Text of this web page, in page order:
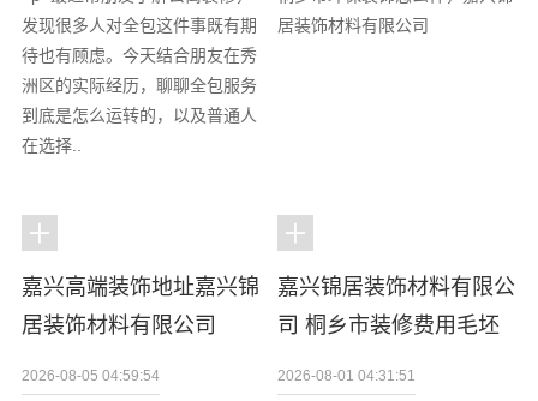
发现很多人对全包这件事既有期
待也有顾虑。今天结合朋友在秀
洲区的实际经历，聊聊全包服务
到底是怎么运转的，以及普通人
在选择..
居装饰材料有限公司
嘉兴高端装饰地址嘉兴锦
居装饰材料有限公司
2026-08-05 04:59:54
嘉兴锦居装饰材料有限公
司 桐乡市装修费用毛坯
2026-08-01 04:31:51